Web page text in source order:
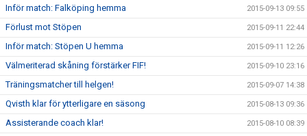
Inför match: Falköping hemma 2015-09-13 09:55
Förlust mot Stöpen 2015-09-11 22:44
Inför match: Stöpen U hemma 2015-09-11 12:26
Välmeriterad skåning förstärker FIF! 2015-09-10 23:16
Träningsmatcher till helgen! 2015-09-07 14:38
Qvisth klar för ytterligare en säsong 2015-08-13 09:36
Assisterande coach klar! 2015-08-10 08:39